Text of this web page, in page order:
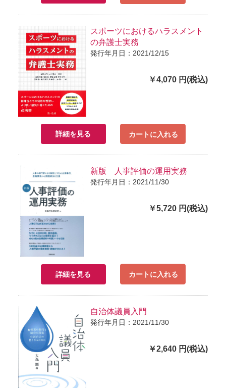
スポーツにおけるハラスメント
の弁護士実務
発行年月日：2021/12/15
￥4,070 円(税込)
詳細を見る カートに入れる
新版 人事評価の運用実務
発行年月日：2021/11/30
￥5,720 円(税込)
詳細を見る カートに入れる
自治体議員入門
発行年月日：2021/11/30
￥2,640 円(税込)